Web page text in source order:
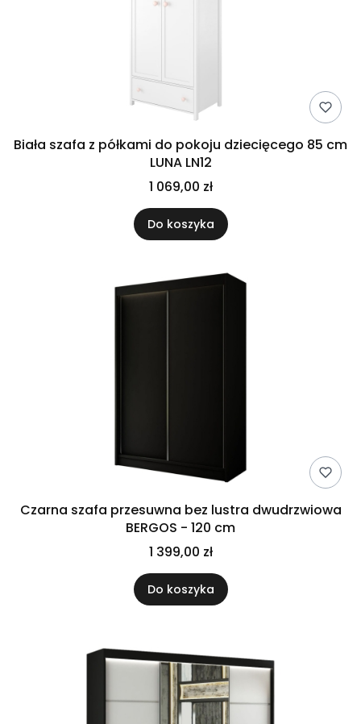
Biała szafa z półkami do pokoju dziecięcego 85 cm
LUNA LN12
1 069,00 zł
Do koszyka
Czarna szafa przesuwna bez lustra dwudrzwiowa
BERGOS - 120 cm
1 399,00 zł
Do koszyka